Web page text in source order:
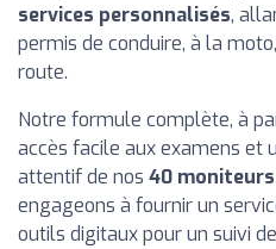
services personnalisés,
permis de conduire, à la
route.
Notre formule complète, à
accès facile aux examens et
attentif de nos 40
engageons à fournir un
outils digitaux pour un suivi